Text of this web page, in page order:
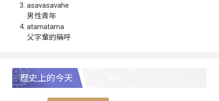
asavasavahe
男性青年
atamatama
父字輩的稱呼
歷史上的今天